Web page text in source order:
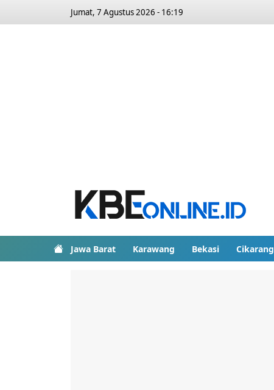
Jumat, 7 Agustus 2026 - 16:19
Jawa Barat Karawang Bekasi Cikarang